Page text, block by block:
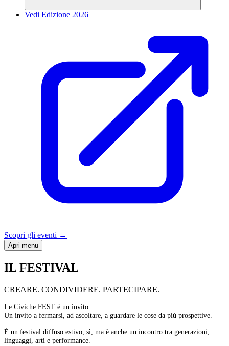
Vedi Edizione 2026
Scopri gli eventi →
Apri menu
IL FESTIVAL
CREARE. CONDIVIDERE. PARTECIPARE.
Le Civiche FEST è un invito.
Un invito a fermarsi, ad ascoltare, a guardare le cose da più prospettive.
È un festival diffuso estivo, sì, ma è anche un incontro tra generazioni,
linguaggi, arti e performance.